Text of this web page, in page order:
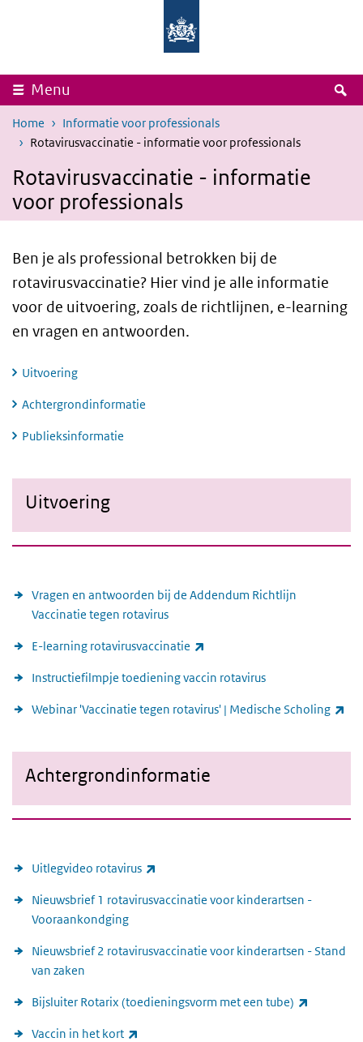
Overslaan en naar de inhoud gaan
Menu
Home
Informatie voor professionals
Rotavirusvaccinatie - informatie voor professionals
Rotavirusvaccinatie - informatie
voor professionals
Ben je als professional betrokken bij de
rotavirusvaccinatie? Hier vind je alle informatie
voor de uitvoering, zoals de richtlijnen, e-learning
en vragen en antwoorden.
Uitvoering
Achtergrondinformatie
Publieksinformatie
Uitvoering
Vragen en antwoorden bij de Addendum Richtlijn
Vaccinatie tegen rotavirus
E-learning rotavirusvaccinatie
Instructiefilmpje toediening vaccin rotavirus
Webinar 'Vaccinatie tegen rotavirus' | Medische Scholing
Achtergrondinformatie
Uitlegvideo rotavirus
Nieuwsbrief 1 rotavirusvaccinatie voor kinderartsen -
Vooraankondging
Nieuwsbrief 2 rotavirusvaccinatie voor kinderartsen - Stand
van zaken
Bijsluiter Rotarix (toedieningsvorm met een tube)
Vaccin in het kort